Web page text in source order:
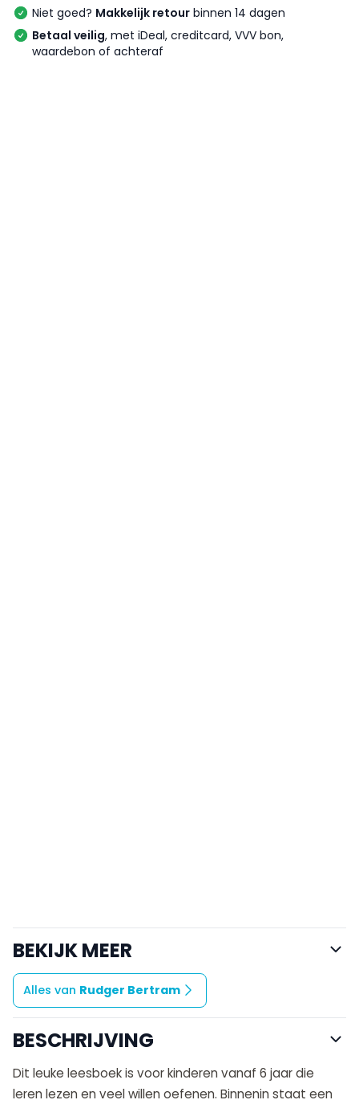
Niet goed? Makkelijk retour binnen 14 dagen
Betaal veilig, met iDeal, creditcard, VVV bon,
waardebon of achteraf
BEKIJK MEER
Alles van Rudger Bertram
BESCHRIJVING
Dit leuke leesboek is voor kinderen vanaf 6 jaar die
leren lezen en veel willen oefenen. Binnenin staat een